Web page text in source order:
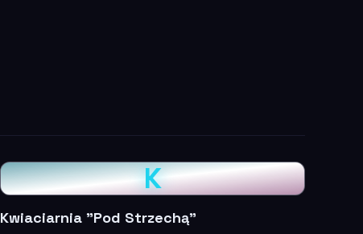
K
Kwiaciarnia "Pod Strzechą"